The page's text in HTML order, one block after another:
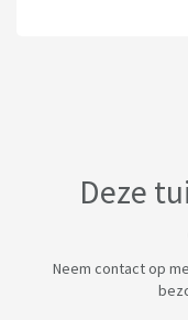
Deze
Neem contact op